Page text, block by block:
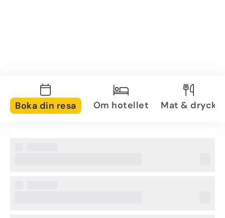
Boka din resa Om hotellet Mat & dryck